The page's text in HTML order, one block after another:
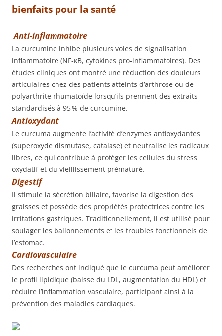
bienfaits pour la santé
Anti‑inflammatoire
La curcumine inhibe plusieurs voies de signalisation
inflammatoire (NF‑κB, cytokines pro‑inflammatoires). Des
études cliniques ont montré une réduction des douleurs
articulaires chez des patients atteints d’arthrose ou de
polyarthrite rhumatoïde lorsqu’ils prennent des extraits
standardisés à 95 % de curcumine.
Antioxydant
Le curcuma augmente l’activité d’enzymes antioxydantes
(superoxyde dismutase, catalase) et neutralise les radicaux
libres, ce qui contribue à protéger les cellules du stress
oxydatif et du vieillissement prématuré.
Digestif
Il stimule la sécrétion biliaire, favorise la digestion des
graisses et possède des propriétés protectrices contre les
irritations gastriques. Traditionnellement, il est utilisé pour
soulager les ballonnements et les troubles fonctionnels de
l’estomac.
Cardiovasculaire
Des recherches ont indiqué que le curcuma peut améliorer
le profil lipidique (baisse du LDL, augmentation du HDL) et
réduire l’inflammation vasculaire, participant ainsi à la
prévention des maladies cardiaques.